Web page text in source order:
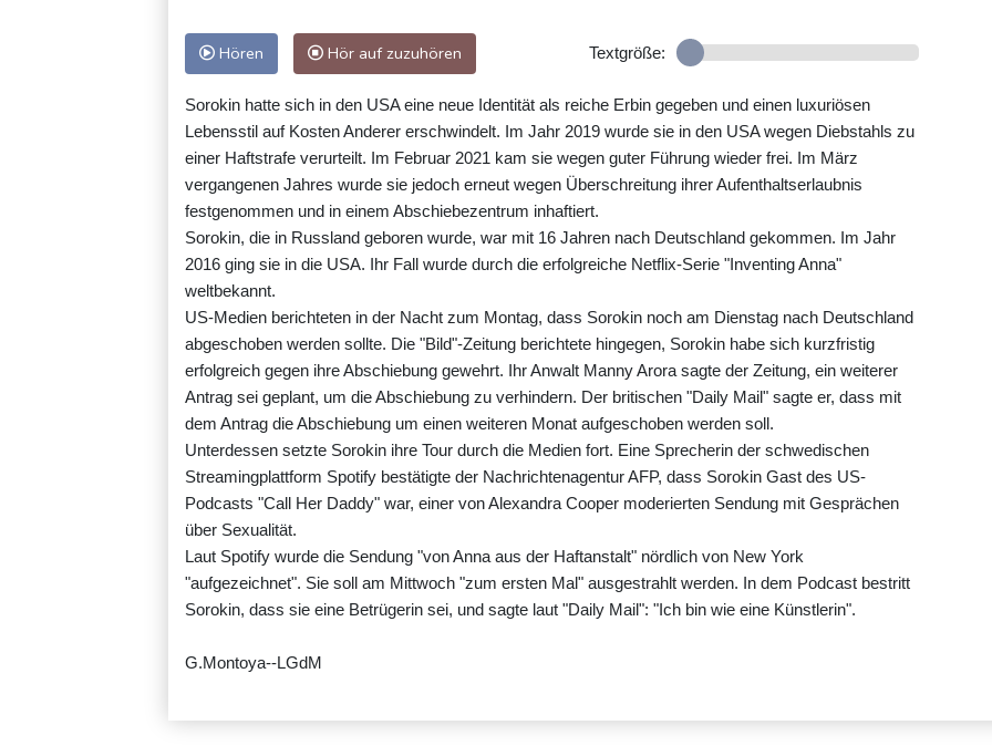
Hören Hör auf zuzuhören Textgröße:
Sorokin hatte sich in den USA eine neue Identität als reiche Erbin gegeben und einen luxuriösen
Lebensstil auf Kosten Anderer erschwindelt. Im Jahr 2019 wurde sie in den USA wegen Diebstahls zu
einer Haftstrafe verurteilt. Im Februar 2021 kam sie wegen guter Führung wieder frei. Im März
vergangenen Jahres wurde sie jedoch erneut wegen Überschreitung ihrer Aufenthaltserlaubnis
festgenommen und in einem Abschiebezentrum inhaftiert.
Sorokin, die in Russland geboren wurde, war mit 16 Jahren nach Deutschland gekommen. Im Jahr
2016 ging sie in die USA. Ihr Fall wurde durch die erfolgreiche Netflix-Serie "Inventing Anna"
weltbekannt.
US-Medien berichteten in der Nacht zum Montag, dass Sorokin noch am Dienstag nach Deutschland
abgeschoben werden sollte. Die "Bild"-Zeitung berichtete hingegen, Sorokin habe sich kurzfristig
erfolgreich gegen ihre Abschiebung gewehrt. Ihr Anwalt Manny Arora sagte der Zeitung, ein weiterer
Antrag sei geplant, um die Abschiebung zu verhindern. Der britischen "Daily Mail" sagte er, dass mit
dem Antrag die Abschiebung um einen weiteren Monat aufgeschoben werden soll.
Unterdessen setzte Sorokin ihre Tour durch die Medien fort. Eine Sprecherin der schwedischen
Streamingplattform Spotify bestätigte der Nachrichtenagentur AFP, dass Sorokin Gast des US-
Podcasts "Call Her Daddy" war, einer von Alexandra Cooper moderierten Sendung mit Gesprächen
über Sexualität.
Laut Spotify wurde die Sendung "von Anna aus der Haftanstalt" nördlich von New York
"aufgezeichnet". Sie soll am Mittwoch "zum ersten Mal" ausgestrahlt werden. In dem Podcast bestritt
Sorokin, dass sie eine Betrügerin sei, und sagte laut "Daily Mail": "Ich bin wie eine Künstlerin".
G.Montoya--LGdM